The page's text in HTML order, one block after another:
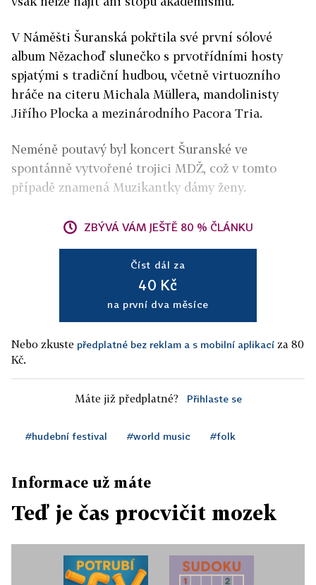
V Náměšti Šuranská pokřtila své první sólové
album Nězachoď slunečko s prvotřídními hosty
spjatými s tradiční hudbou, včetně virtuozního
hráče na citeru Michala Müllera, mandolinisty
Jiřího Plocka a mezinárodního Pacora Tria.
Neméně poutavý byl koncert Šuranské ve
spontánně vytvořené trojici MDŽ, což v tomto
případě znamená Muzikantky dámy ženy.
ZBÝVÁ VÁM JEŠTĚ 80 % ČLÁNKU
Číst dál za
40 Kč
na první dva měsíce
Nebo zkuste předplatné bez reklam a s mobilní aplikací za 80
Kč.
Máte již předplatné? Přihlaste se
#hudební festival #world music #folk
Informace už máte
Teď je čas procvičit mozek